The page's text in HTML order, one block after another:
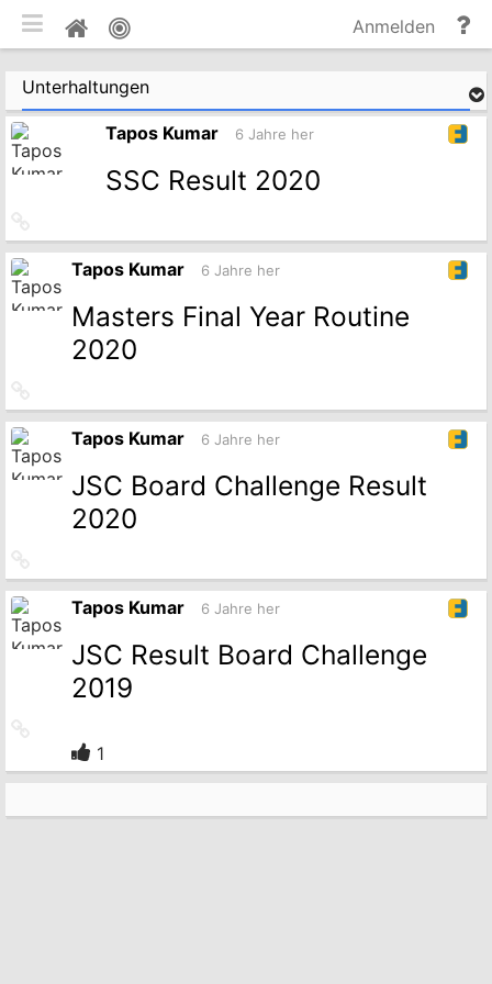
Pinnwand Anmelden
Unterhaltungen
Tapos Kumar 6 Jahre her
SSC Result 2020
zum
Originalbeitrag
Tapos Kumar 6 Jahre her
Masters Final Year Routine
2020
zum
Originalbeitrag
Tapos Kumar 6 Jahre her
JSC Board Challenge Result
2020
zum
Originalbeitrag
Tapos Kumar 6 Jahre her
JSC Result Board Challenge
2019
Originalbeitrag
1
mobile Ansicht umschalten